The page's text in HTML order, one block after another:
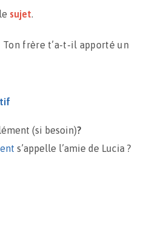
le sujet.
frère t’a-t-il apporté un
(si besoin)?
s’appelle l’amie de Lucia ?